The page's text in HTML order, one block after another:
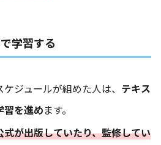
学習する
ジュールが組めた人は、 テキス
習を進めます。
が出版していたり、監修してい